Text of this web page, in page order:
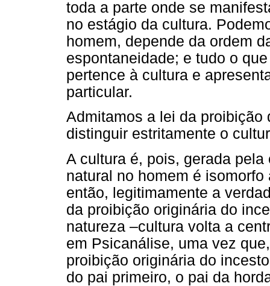
toda a parte onde se
no estágio da cultura.
homem, depende da ordem
espontaneidade; e tudo o
pertence à cultura e
particular.
Admitamos a lei da
distinguir estritamente o
A cultura é, pois, gerada
natural no homem é
então, legitimamente a
da proibição originária do
natureza –cultura volta a
em Psicanálise, uma vez
proibição originária do
do pai primeiro, o pai da